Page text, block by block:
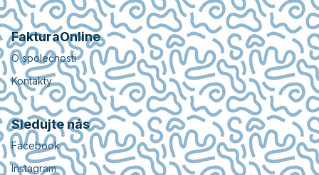
FakturaOnline
O společnosti
Kontakty
Sledujte nás
Facebook
Instagram